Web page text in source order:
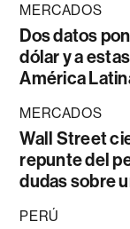
MERCADOS
Dos datos
dólar y a
América
MERCADOS
Wall Street
repunte del
dudas sobre
PERÚ